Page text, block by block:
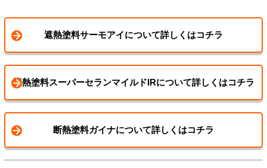
遮熱塗料サーモアイについて詳しくはコチラ
遮熱塗料スーパーセランマイルドIRについて詳しくはコチラ
断熱塗料ガイナについて詳しくはコチラ